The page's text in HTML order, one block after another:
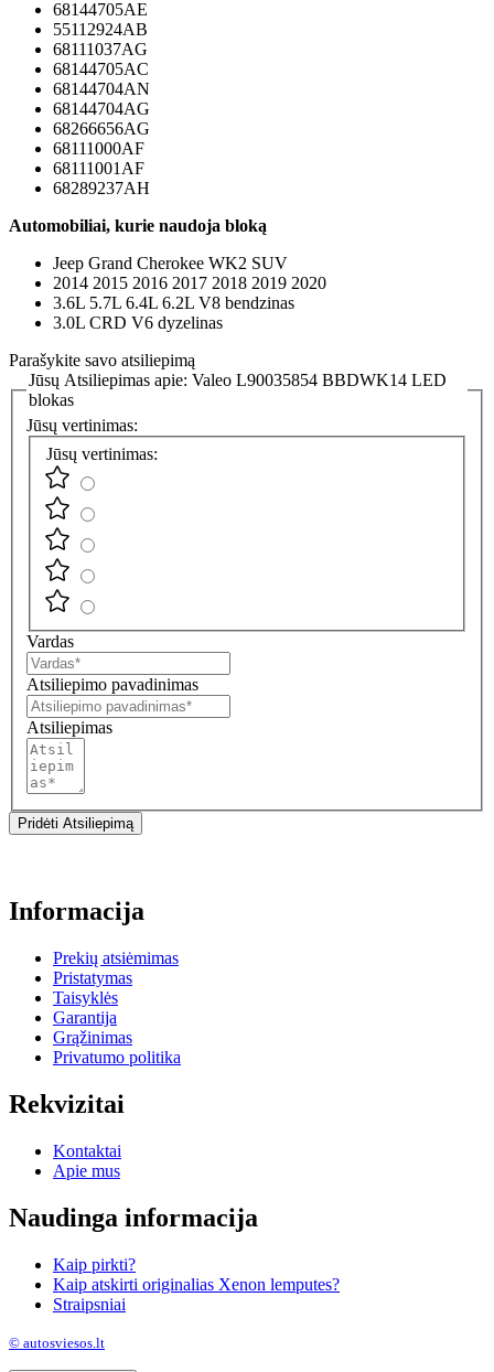
68144705AE
55112924AB
68111037AG
68144705AC
68144704AN
68144704AG
68266656AG
68111000AF
68111001AF
68289237AH
Automobiliai, kurie naudoja bloką
Jeep Grand Cherokee WK2 SUV
2014 2015 2016 2017 2018 2019 2020
3.6L 5.7L 6.4L 6.2L V8 bendzinas
3.0L CRD V6 dyzelinas
Parašykite savo atsiliepimą
Jūsų Atsiliepimas apie: Valeo L90035854 BBDWK14 LED
blokas
Jūsų vertinimas:
Jūsų vertinimas:
Vardas
Atsiliepimo pavadinimas
Atsiliepimas
Pridėti Atsiliepimą
Informacija
Prekių atsiėmimas
Pristatymas
Taisyklės
Garantija
Grąžinimas
Privatumo politika
Rekvizitai
Kontaktai
Apie mus
Naudinga informacija
Kaip pirkti?
Kaip atskirti originalias Xenon lemputes?
Straipsniai
© autosviesos.lt